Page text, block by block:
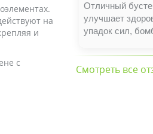
на
и
с
Отличный
улучшает
упадок сил,
Смотреть все